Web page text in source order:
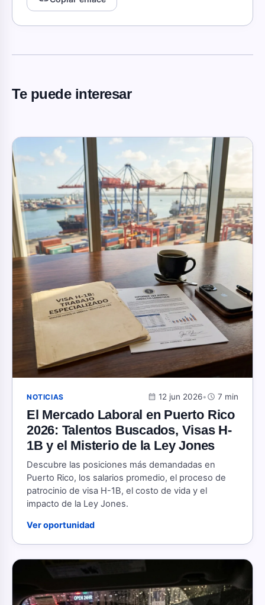
Te puede interesar
NOTICIAS calendar_month 12 jun 2026•schedule 7 min
El Mercado Laboral en Puerto Rico
2026: Talentos Buscados, Visas H-
1B y el Misterio de la Ley Jones
Descubre las posiciones más demandadas en
Puerto Rico, los salarios promedio, el proceso de
patrocinio de visa H-1B, el costo de vida y el
impacto de la Ley Jones.
Ver oportunidad